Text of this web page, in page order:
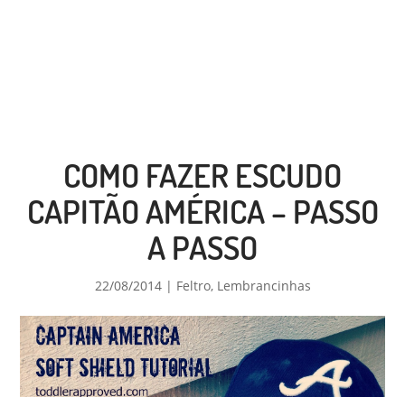
COMO FAZER ESCUDO
CAPITÃO AMÉRICA – PASSO
A PASSO
22/08/2014| Feltro, Lembrancinhas